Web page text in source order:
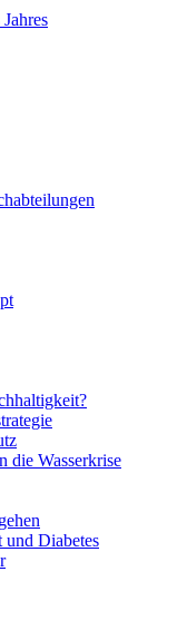
die Wasserkrise
Diabetes